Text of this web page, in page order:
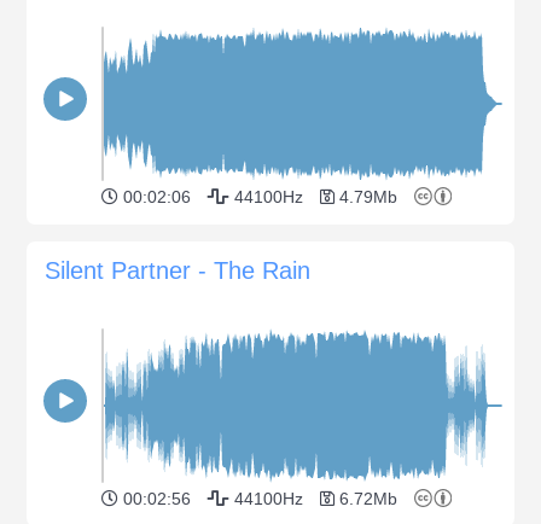
00:02:06 44100Hz 4.79Mb
Silent Partner - The Rain
00:02:56 44100Hz 6.72Mb